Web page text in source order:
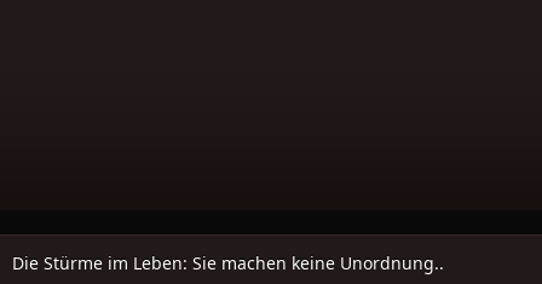
Die Stürme im Leben: Sie machen keine Unordnung..